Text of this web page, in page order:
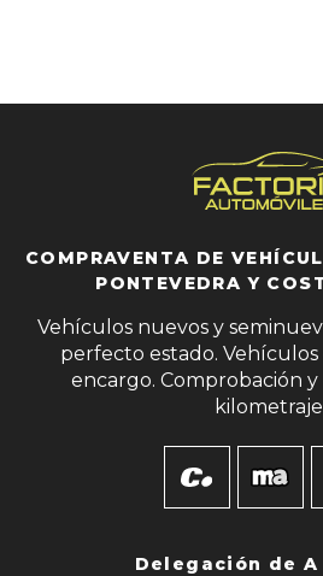
COMPRAVENTA DE
PONTEVEDRA Y
Vehículos nuevos y
perfecto estado.
encargo. Comprobación
Delegación de